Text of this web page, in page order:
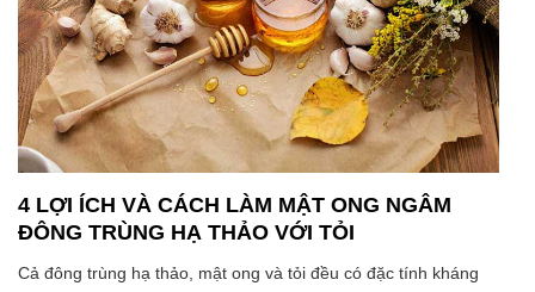
4 LỢI ÍCH VÀ CÁCH LÀM MẬT ONG NGÂM
ĐÔNG TRÙNG HẠ THẢO VỚI TỎI
Cả đông trùng hạ thảo, mật ong và tỏi đều có đặc tính kháng